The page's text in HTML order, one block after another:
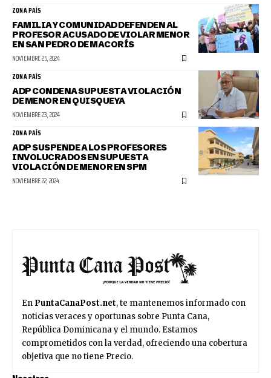
ZONA PAÍS
FAMILIA Y COMUNIDAD DEFENDEN AL
PROFESOR ACUSADO DE VIOLAR MENOR
EN SAN PEDRO DE MACORÍS
NOVIEMBRE 25, 2024
ZONA PAÍS
ADP CONDENA SUPUESTA VIOLACIÓN
DE MENOR EN QUISQUEYA
NOVIEMBRE 23, 2024
ZONA PAÍS
ADP SUSPENDE A LOS PROFESORES
INVOLUCRADOS EN SUPUESTA
VIOLACIÓN DE MENOR EN SPM
NOVIEMBRE 22, 2024
En PuntaCanaPost.net, te mantenemos informado con
noticias veraces y oportunas sobre Punta Cana,
República Dominicana y el mundo. Estamos
comprometidos con la verdad, ofreciendo una cobertura
objetiva que no tiene Precio.